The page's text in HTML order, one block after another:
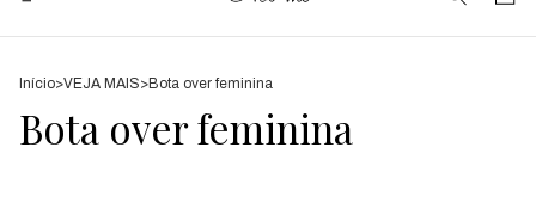
Início>VEJA MAIS>Bota over feminina
Bota over feminina